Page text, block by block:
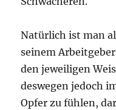
Natürlich ist man
seinem
den jeweiligen
deswegen jedoch
Opfer zu fühlen,